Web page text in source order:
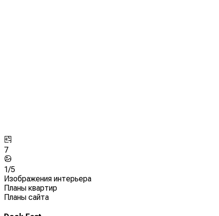
7
1/5
Изображения интерьера
Планы квартир
Планы сайта